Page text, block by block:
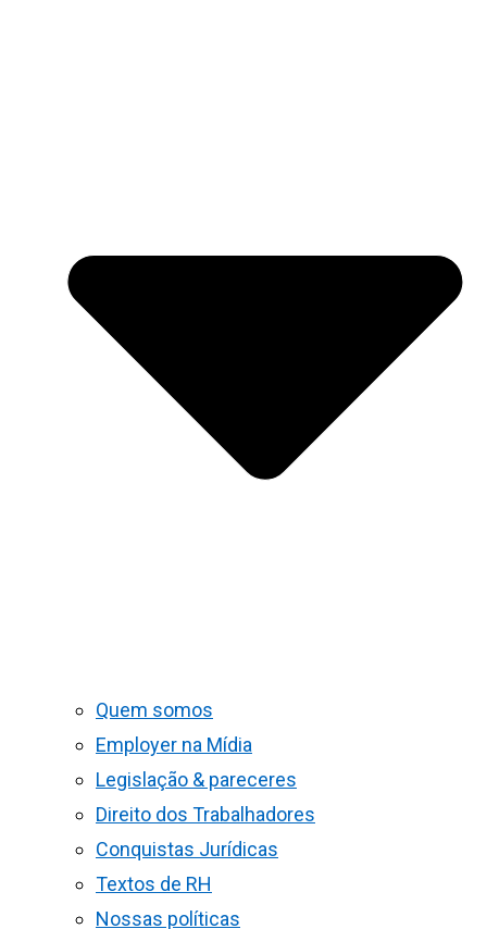
Quem somos
Employer na Mídia
Legislação & pareceres
Direito dos Trabalhadores
Conquistas Jurídicas
Textos de RH
Nossas políticas